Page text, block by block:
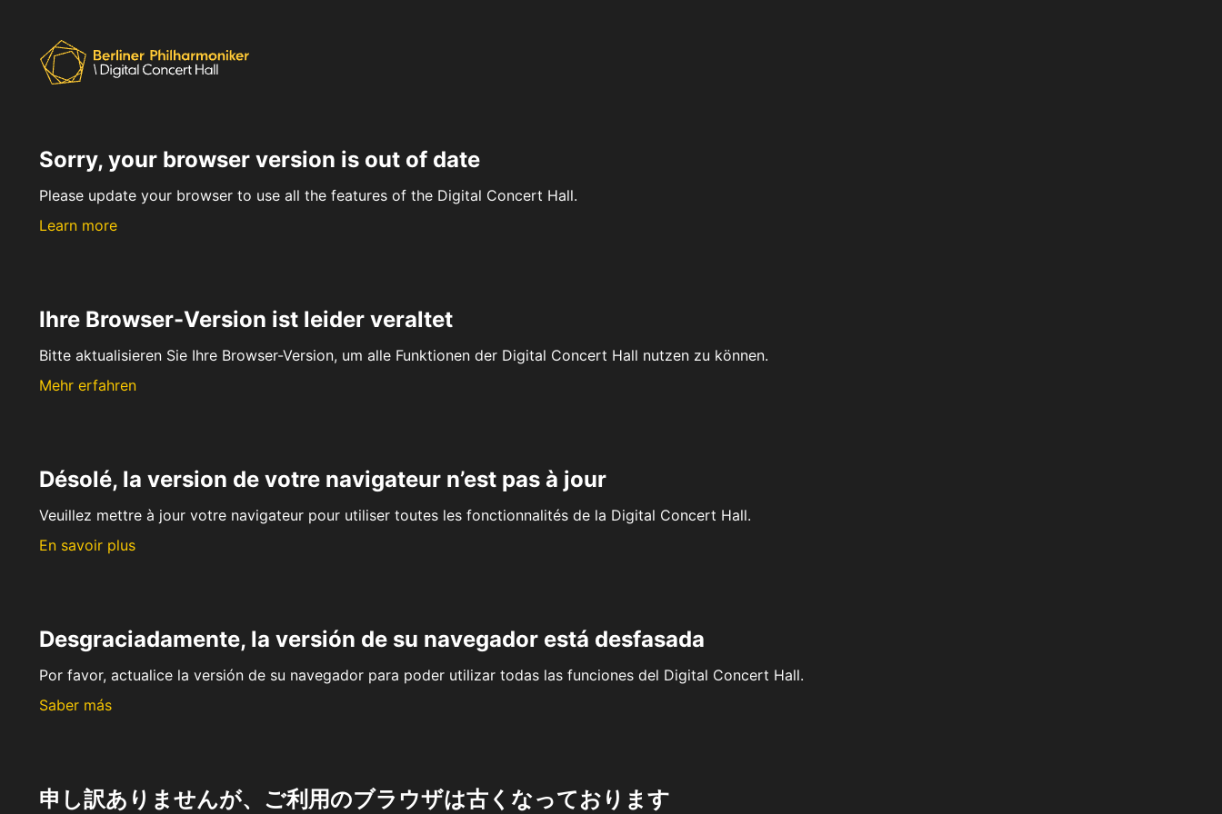
Sorry, your browser version is out of date
Please update your browser to use all the features of the Digital Concert Hall.
Learn more
Ihre Browser-Version ist leider veraltet
Bitte aktualisieren Sie Ihre Browser-Version, um alle Funktionen der Digital Concert Hall nutzen zu können.
Mehr erfahren
Désolé, la version de votre navigateur n’est pas à jour
Veuillez mettre à jour votre navigateur pour utiliser toutes les fonctionnalités de la Digital Concert Hall.
En savoir plus
Desgraciadamente, la versión de su navegador está desfasada
Por favor, actualice la versión de su navegador para poder utilizar todas las funciones del Digital Concert Hall.
Saber más
申し訳ありませんが、ご利用のブラウザは古くなっております